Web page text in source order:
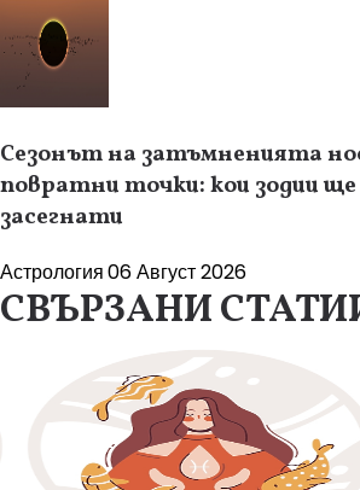
Сезонът на затъмненията
повратни точки: кои зодии
засегнати
Астрология06 Август 2026
СВЪРЗАНИ